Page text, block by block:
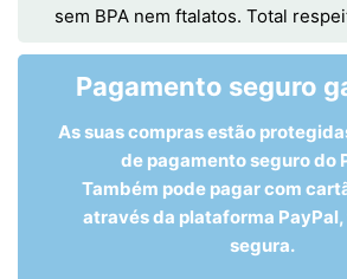
sem BPA nem ftalatos. Total
Pagamento seguro
As suas compras estão
de pagamento seguro do
Também pode pagar com
através da plataforma
segura.